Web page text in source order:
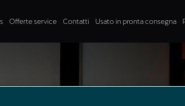
Offerte service Contatti Usato in pronta consegna